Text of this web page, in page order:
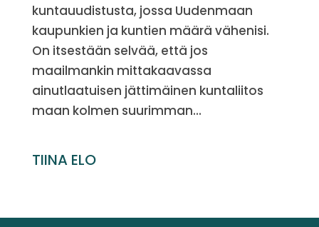
kuntauudistusta, jossa Uudenmaan
kaupunkien ja kuntien määrä vähenisi.
On itsestään selvää, että jos
maailmankin mittakaavassa
ainutlaatuisen jättimäinen kuntaliitos
maan kolmen suurimman...
TIINA ELO